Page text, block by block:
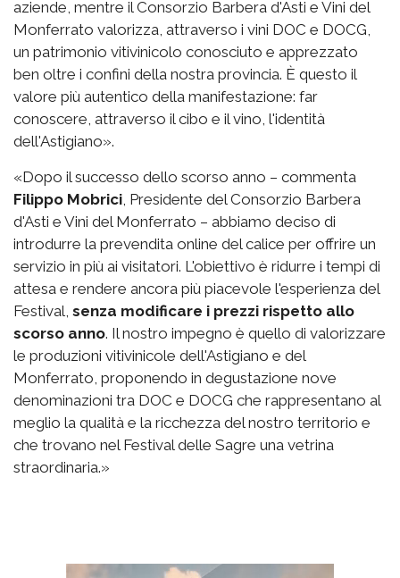
aziende, mentre il Consorzio Barbera d'Asti e Vini del
Monferrato valorizza, attraverso i vini DOC e DOCG,
un patrimonio vitivinicolo conosciuto e apprezzato
ben oltre i confini della nostra provincia. È questo il
valore più autentico della manifestazione: far
conoscere, attraverso il cibo e il vino, l'identità
dell'Astigiano».
«Dopo il successo dello scorso anno – commenta
Filippo Mobrici, Presidente del Consorzio Barbera
d'Asti e Vini del Monferrato – abbiamo deciso di
introdurre la prevendita online del calice per offrire un
servizio in più ai visitatori. L'obiettivo è ridurre i tempi di
attesa e rendere ancora più piacevole l'esperienza del
Festival, senza modificare i prezzi rispetto allo
scorso anno. Il nostro impegno è quello di valorizzare
le produzioni vitivinicole dell'Astigiano e del
Monferrato, proponendo in degustazione nove
denominazioni tra DOC e DOCG che rappresentano al
meglio la qualità e la ricchezza del nostro territorio e
che trovano nel Festival delle Sagre una vetrina
straordinaria.»